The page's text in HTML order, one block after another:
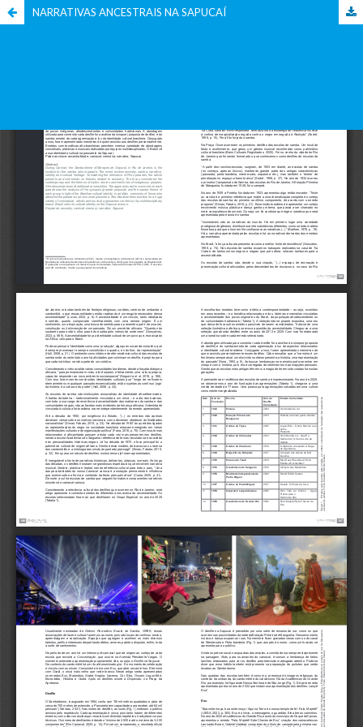
NARRATIVAS ANCESTRAIS NA SAPUCAÍ